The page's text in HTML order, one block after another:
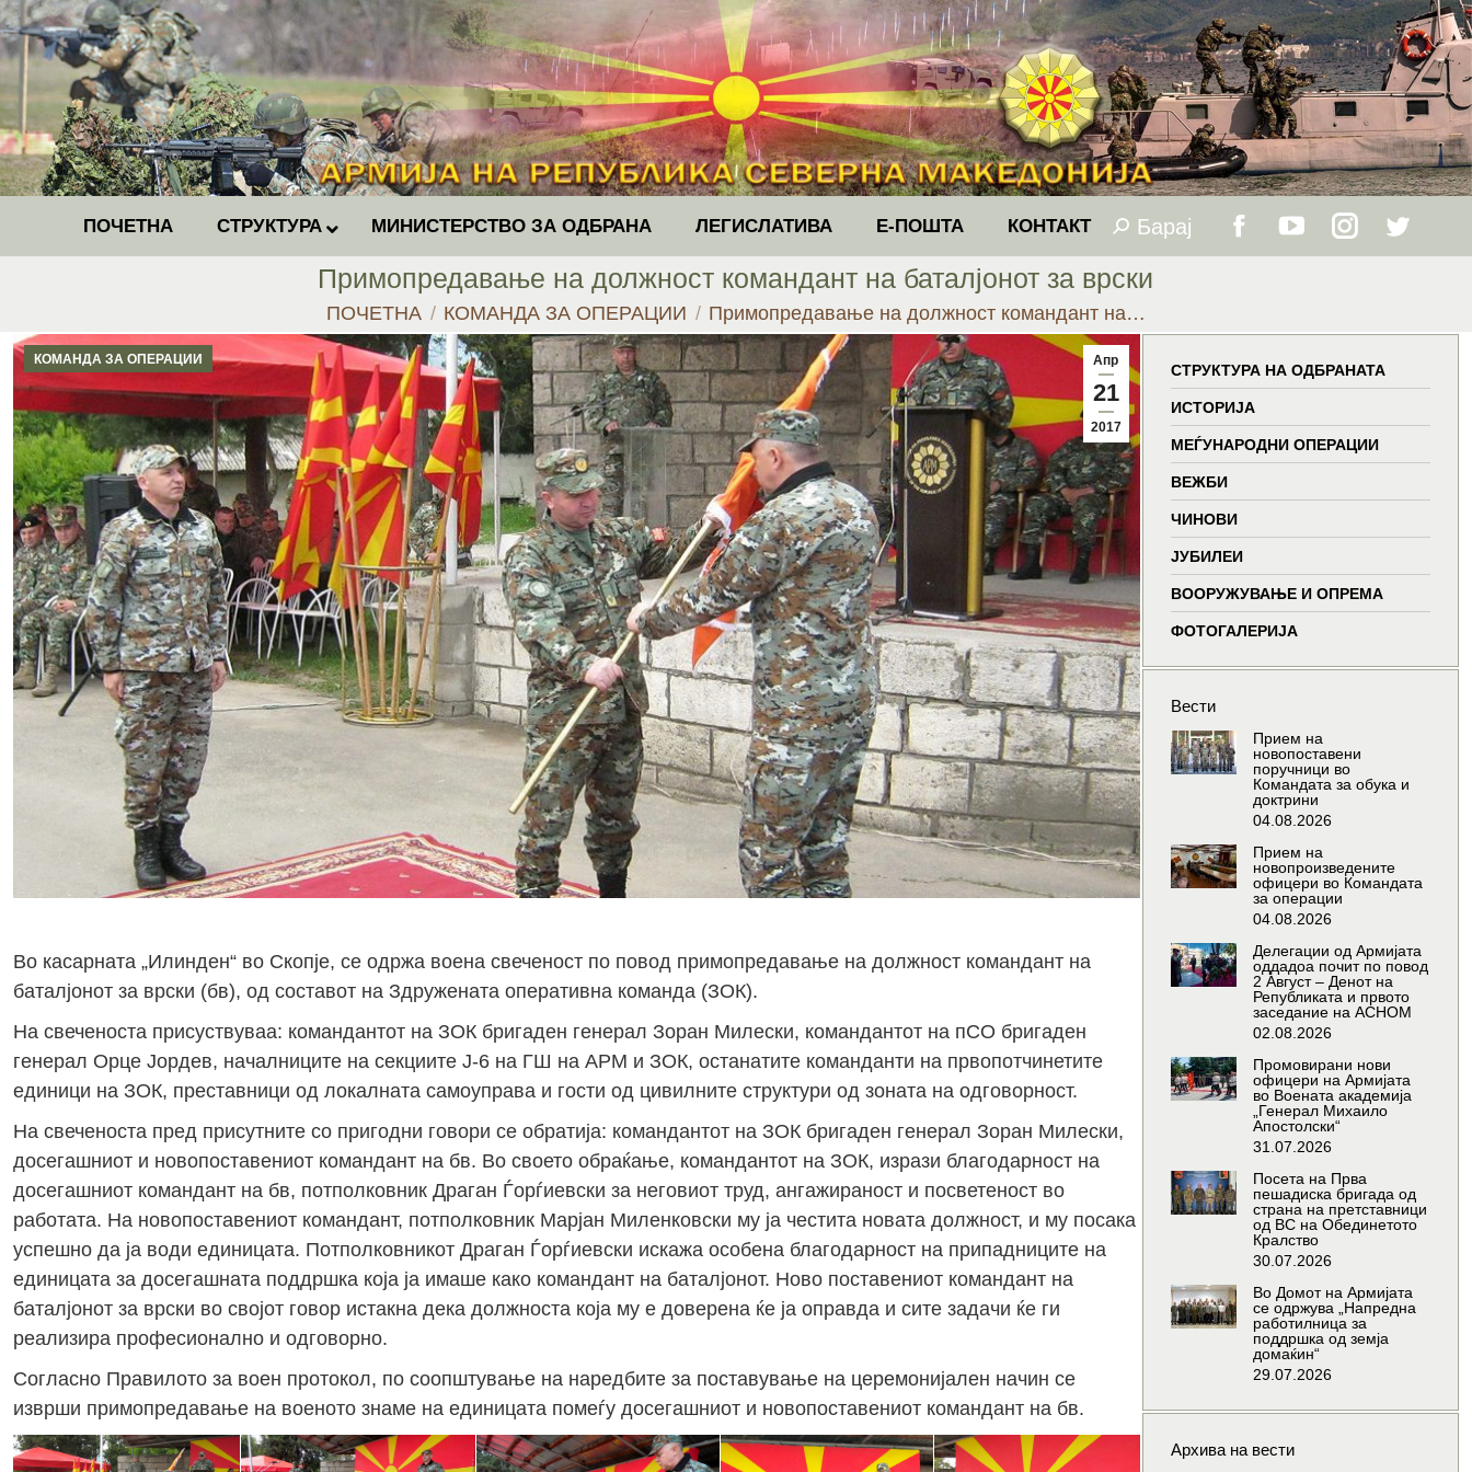
ПОЧЕТНА СТРУКТУРА МИНИСТЕРСТВО ЗА ОДБРАНА ЛЕГИСЛАТИВА Е-ПОШТА КОНТАКТ Search:
Барај
in
new
window
new
window
new
windowwindow
Примопредавање на должност командант на баталјонот за врски
You are here:
ПОЧЕТНА КОМАНДА ЗА ОПЕРАЦИИ Примопредавање на должност командант на…
Апр
21
2017
КОМАНДА ЗА ОПЕРАЦИИ
Во касарната „Илинден“ во Скопје, се одржа воена свеченост по повод примопредавање на должност командант на
баталјонот за врски (бв), од составот на Здружената оперативна команда (ЗОК).
На свеченоста присуствуваа: командантот на ЗОК бригаден генерал Зоран Милески, командантот на пСО бригаден
генерал Орце Јордев, началниците на секциите Ј-6 на ГШ на АРМ и ЗОК, останатите команданти на првопотчинетите
единици на ЗОК, преставници од локалната самоуправа и гости од цивилните структури од зоната на одговорност.
На свеченоста пред присутните со пригодни говори се обратија: командантот на ЗОК бригаден генерал Зоран Милески,
досегашниот и новопоставениот командант на бв. Во своето обраќање, командантот на ЗОК, изрази благодарност на
досегашниот командант на бв, потполковник Драган Ѓорѓиевски за неговиот труд, ангажираност и посветеност во
работата. На новопоставениот командант, потполковник Марјан Миленковски му ја честита новата должност, и му посака
успешно да ја води единицата. Потполковникот Драган Ѓорѓиевски искажа особена благодарност на припадниците на
единицата за досегашната поддршка која ја имаше како командант на баталјонот. Ново поставениот командант на
баталјонот за врски во својот говор истакна дека должноста која му е доверена ќе ја оправда и сите задачи ќе ги
реализира професионално и одговорно.
Согласно Правилото за воен протокол, по соопштување на наредбите за поставување на церемонијален начин се
изврши примопредавање на военото знаме на единицата помеѓу досегашниот и новопоставениот командант на бв.
СТРУКТУРА НА ОДБРАНАТА
ИСТОРИЈА
МЕЃУНАРОДНИ ОПЕРАЦИИ
ВЕЖБИ
ЧИНОВИ
ЈУБИЛЕИ
ВООРУЖУВАЊЕ И ОПРЕМА
ФОТОГАЛЕРИЈА
Вести
Прием на
новопоставени
поручници во
Командата за обука и
доктрини
04.08.2026
Прием на
новопроизведените
офицери во Командата
за операции
04.08.2026
Делегации од Армијата
оддадоа почит по повод
2 Август – Денот на
Републиката и првото
заседание на АСНОМ
02.08.2026
Промовирани нови
офицери на Армијата
во Воената академија
„Генерал Михаило
Апостолски“
31.07.2026
Посета на Прва
пешадиска бригада од
страна на претставници
од ВС на Обединетото
Кралство
30.07.2026
Во Домот на Армијата
се одржува „Напредна
работилница за
поддршка од земја
домаќин“
29.07.2026
Архива на вести